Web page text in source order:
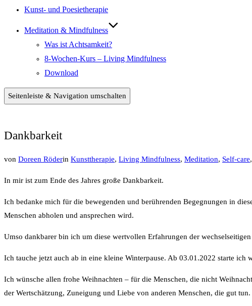
Kunst- und Poesietherapie
Meditation & Mindfulness
Was ist Achtsamkeit?
8-Wochen-Kurs – Living Mindfulness
Download
Seitenleiste & Navigation umschalten
Dankbarkeit
von Doreen Röderin Kunsttherapie, Living Mindfulness, Meditation, Self-care,
In mir ist zum Ende des Jahres große Dankbarkeit.
Ich bedanke mich für die bewegenden und berührenden Begegnungen in
Menschen abholen und ansprechen wird.
Umso dankbarer bin ich um diese wertvollen Erfahrungen der
Ich tauche jetzt auch ab in eine kleine Winterpause. Ab 03.01.2022 starte ich
Ich wünsche allen frohe Weihnachten – für die Menschen, die nicht
der Wertschätzung, Zuneigung und Liebe von anderen Menschen, die gut tun.